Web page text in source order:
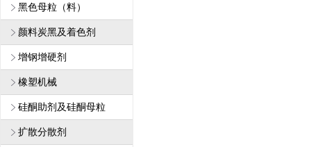
黑色母粒（料）
颜料炭黑及着色剂
增钢增硬剂
橡塑机械
硅酮助剂及硅酮母粒
扩散分散剂